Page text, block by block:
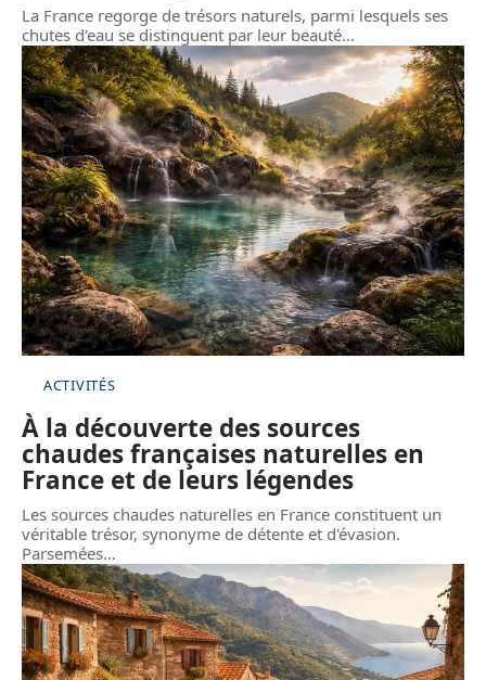
La France regorge de trésors naturels, parmi lesquels ses
chutes d'eau se distinguent par leur beauté…
ACTIVITÉS
À la découverte des sources
chaudes françaises naturelles en
France et de leurs légendes
Les sources chaudes naturelles en France constituent un
véritable trésor, synonyme de détente et d'évasion.
Parsemées…